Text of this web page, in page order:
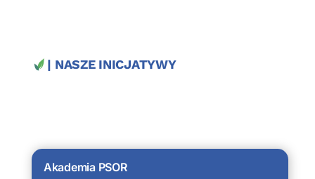
| NASZE INICJATYWY
Akademia PSOR